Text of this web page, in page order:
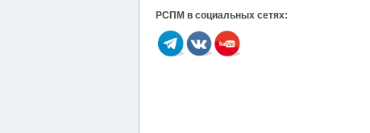
РСПМ в социальных сетях: